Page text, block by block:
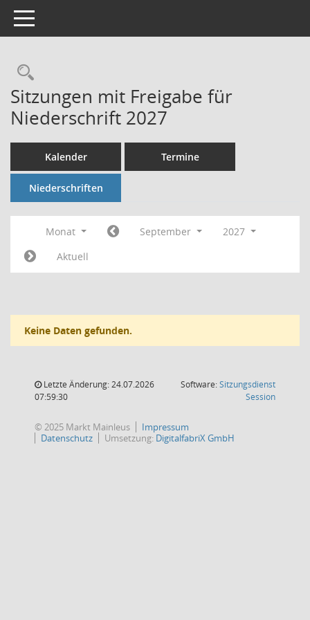
Toggle navigation
Rechercheauswahl
Sitzungen mit Freigabe für
Niederschrift 2027
Kalender Termine
Niederschriften
Monat September
2027
Aktuell
Keine Daten gefunden.
Letzte Änderung: 24.07.2026
07:59:30
Software:Sitzungsdienst
Session(Wird in
© 2025 Markt Mainleus
Impressum
Datenschutz
Umsetzung: DigitalfabriX GmbH